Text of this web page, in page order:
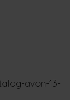
avon-13-